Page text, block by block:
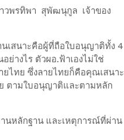
วพรทิพา สุพัฒนุกูล เจ้าของ
เสนาะคือผู้ที่ถือใบอนุญาติทั้ง 4
ย่างไร ตัวผอ.ฟ้าเองไม่ใช่
ยไทย ซึ่งลายไทยก็คือคุณเสนาะ
ตามใบอนุญาติและตามหลัก
านหลักฐาน และเหตุการณ์ที่ผ่าน